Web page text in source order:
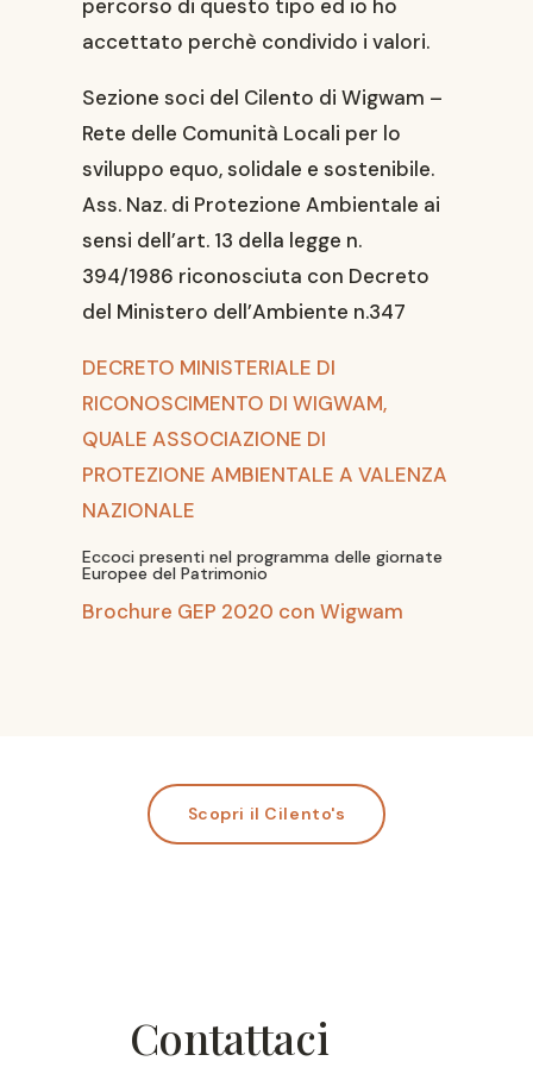
percorso di questo tipo ed io ho
accettato perchè condivido i valori.
Sezione soci del Cilento di Wigwam –
Rete delle Comunità Locali per lo
sviluppo equo, solidale e sostenibile.
Ass. Naz. di Protezione Ambientale ai
sensi dell’art. 13 della legge n.
394/1986 riconosciuta con Decreto
del Ministero dell’Ambiente n.347
DECRETO MINISTERIALE DI
RICONOSCIMENTO DI WIGWAM,
QUALE ASSOCIAZIONE DI
PROTEZIONE AMBIENTALE A VALENZA
NAZIONALE
Eccoci presenti nel programma delle giornate
Europee del Patrimonio
Brochure GEP 2020 con Wigwam
Scopri il Cilento's
Contattaci